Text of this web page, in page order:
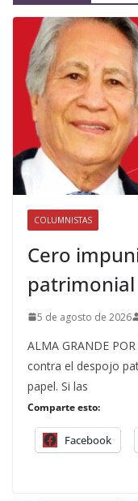
COLUMNISTAS
Cero
patrimonial
5 de agosto de 2026
ALMA GRANDE
contra el despojo
papel. Si las
Comparte esto:
Facebook